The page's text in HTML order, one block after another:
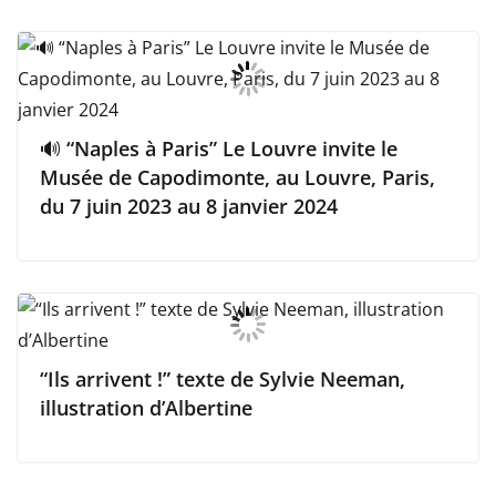
🔊 “Naples à Paris” Le Louvre invite le
Musée de Capodimonte, au Louvre, Paris,
du 7 juin 2023 au 8 janvier 2024
“Ils arrivent !” texte de Sylvie Neeman,
illustration d’Albertine